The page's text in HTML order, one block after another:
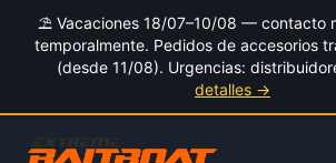
⛱️ Vacaciones 18/07–10/08 — contacto
temporalmente. Pedidos de accesorios
(desde 11/08). Urgencias:
detalles →
contenido